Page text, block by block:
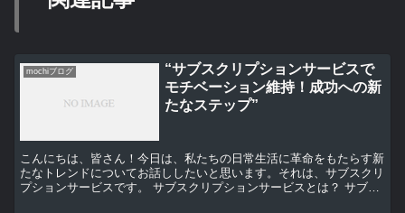
mochiブログ
“サブスクリプションサービスで
モチベーション維持！成功への新
たなステップ”
こんにちは、皆さん！今日は、私たちの日常生活に革命をもたらす新
たなトレンドについてお話ししたいと思います。それは、サブスクリ
プションサービスです。 サブスクリプションサービスとは？ サブス